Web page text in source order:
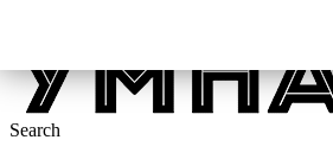
Search